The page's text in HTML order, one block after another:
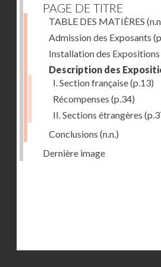
PAGE DE TITRE
TABLE DES MATIÈRES
Admission des Exposants
Installation des Expositions
Description des
I. Section française(p.13)
Récompenses (p.34)
II. Sections étrangères
Conclusions (n.n.)
Dernière image